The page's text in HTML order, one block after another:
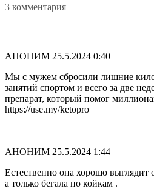
3 комментария
АНОНИМ 25.5.2024 0:40
Мы с мужем сбросили лишние
занятий спортом и всего за две
препарат, который помог
https://use.my/ketopro
АНОНИМ 25.5.2024 1:44
Естественно она хорошо выглядит
а только бегала по койкам .